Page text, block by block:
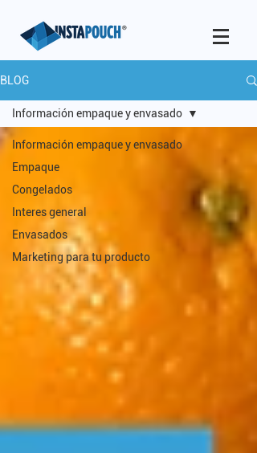
BLOG
Información empaque y envasado
Empaque
Congelados
Interes general
Envasados
Marketing para tu producto
Información empaque y envasado